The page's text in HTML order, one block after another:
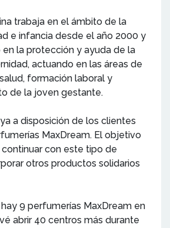
trabaja en el ámbito de la
e infancia desde el año 2000 y
la protección y ayuda de la
actuando en las áreas de
formación laboral y
de la joven gestante.
a disposición de los clientes
MaxDream. El objetivo
con este tipo de
otros productos solidarios
9 perfumerías MaxDream en
abrir 40 centros más durante